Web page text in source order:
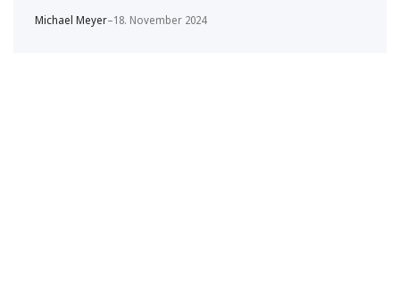
Michael Meyer–18. November 2024